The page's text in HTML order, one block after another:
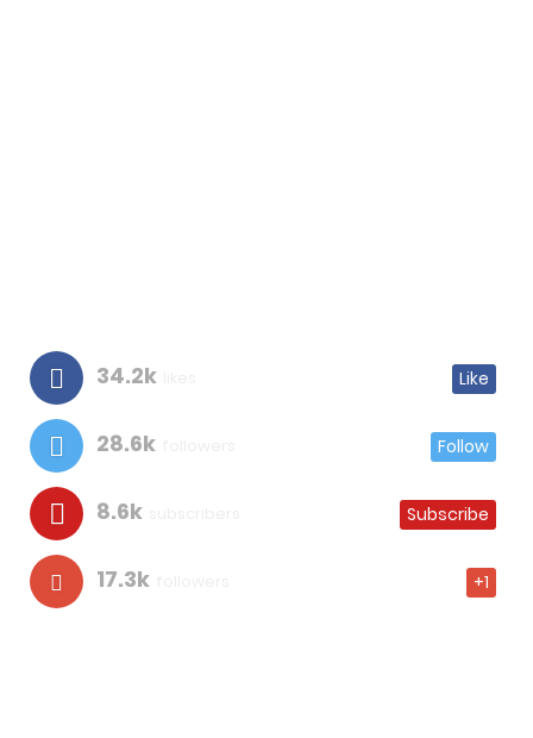
34.2k Like
28.6k Follow
8.6k Subscribe
17.3k +1